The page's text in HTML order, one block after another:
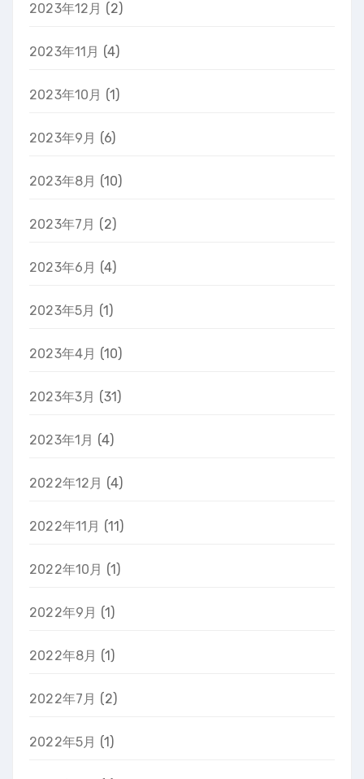
2023年12月 (2)
2023年11月 (4)
2023年10月 (1)
2023年9月 (6)
2023年8月 (10)
2023年7月 (2)
2023年6月 (4)
2023年5月 (1)
2023年4月 (10)
2023年3月 (31)
2023年1月 (4)
2022年12月 (4)
2022年11月 (11)
2022年10月 (1)
2022年9月 (1)
2022年8月 (1)
2022年7月 (2)
2022年5月 (1)